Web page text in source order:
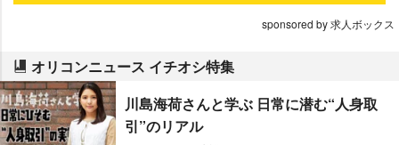
sponsored by 求人ボックス
オリコンニュース イチオシ特集
川島海荷さんと学ぶ 日常に潜む“人身取
引”のリアル